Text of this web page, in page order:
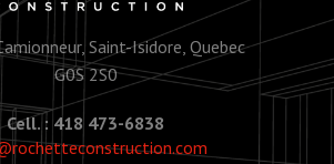
Saint-Isidore, Quebec
G0S 2S0
Cell. : 418 473-6838